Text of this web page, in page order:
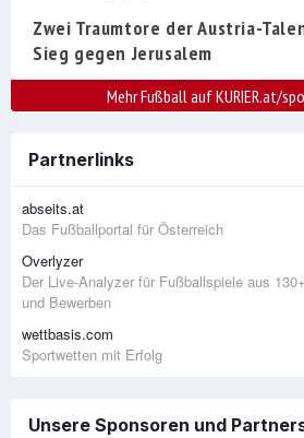
Zwei Traumtore der Austria-
Sieg gegen Jerusalem
Mehr Fußball auf KURIER.at/
Partnerlinks
abseits.at
Das Fußballportal für Österreich
Overlyzer
Der Live-Analyzer für Fußballspiele aus
und Bewerben
wettbasis.com
Sportwetten mit Erfolg
Unsere Sponsoren und